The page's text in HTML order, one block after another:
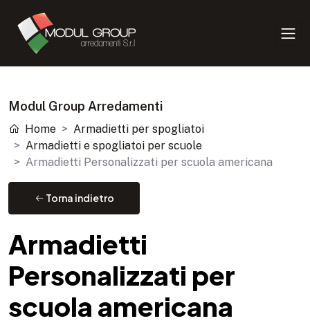
Modul Group Arredamenti
Home
Armadietti per spogliatoi
Armadietti e spogliatoi per scuole
Armadietti Personalizzati per scuola americana
Torna indietro
Armadietti
Personalizzati per
scuola americana